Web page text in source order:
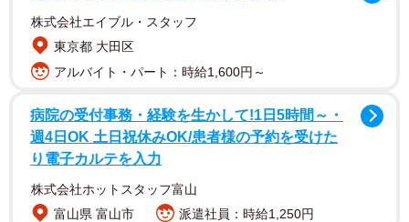
そもそも「公文」とは、荘園などで実際に徴税にあたる官
僚のこと。しかし、現地に赴かず、代理人を派遣する官僚
も多かった。担当者の代理をすることから「～代」と呼ば
れ、守護の代理をする守護代、地頭の代理をする地頭代な
どがあり、公文の代理として年貢の徴収などにあたったの
株式会社エイブル・スタッフ
東京都 大田区
アルバイト・パート：時給1,600円～
病院の受付事務・経験を生かして!1日5時間～・
週4日OK 土日祝休みOK/患者様の予約を受けた
り電子カルテを入力
株式会社ホットスタッフ富山
富山県 富山市
派遣社員：時給1,250円